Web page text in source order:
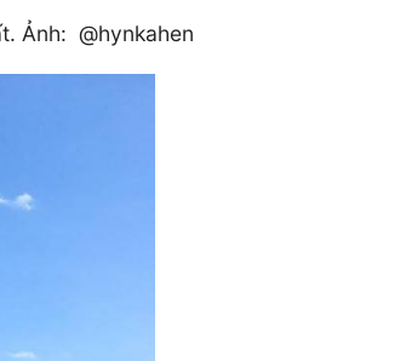
Ảnh: @hynkahen